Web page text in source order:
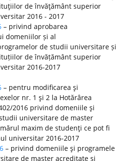
de învăţământ superior
2016 - 2017
– privind aprobarea
domeniilor și al
de studii universitare și
de învățământ superior
2016-2017
– pentru modificarea şi
nr. 1 şi 2 la Hotărârea
2016 privind domeniile şi
universitare de master
maxim de studenţi ce pot fi
universitar 2016-2017
– privind domeniile şi programele
de master acreditate şi